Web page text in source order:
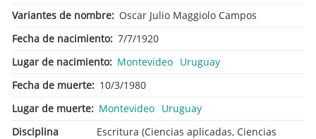
Variantes de nombre
Oscar Julio Maggiolo Campos
Fecha de nacimiento 7/7/1920
Lugar de nacimiento
Montevideo Uruguay
Fecha de muerte
10/3/1980
Lugar de muerte
Montevideo Uruguay
Disciplina
Escritura (Ciencias aplicadas, Ciencias